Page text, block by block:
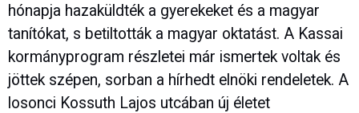
hónapja hazaküldték a gyerekeket és a magyar
tanítókat, s betiltották a magyar oktatást. A Kassai
kormányprogram részletei már ismertek voltak és
jöttek szépen, sorban a hírhedt elnöki rendeletek. A
losonci Kossuth Lajos utcában új életet